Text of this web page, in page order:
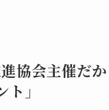
協会主催だ
ト」